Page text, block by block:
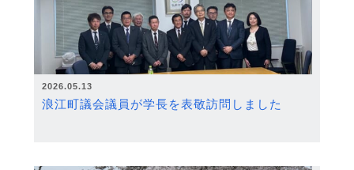
2026.05.13
浪江町議会議員が学長を表敬訪問しました